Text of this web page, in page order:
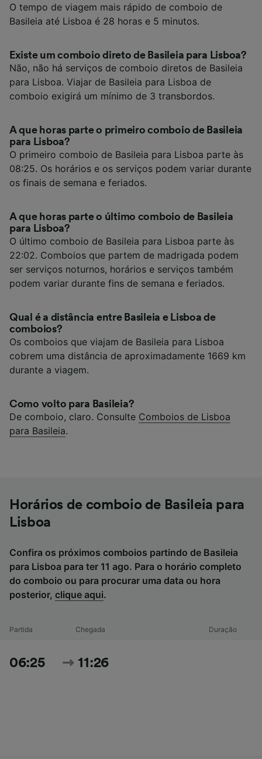
O tempo de viagem mais rápido de comboio de
Basileia até Lisboa é 28 horas e 5 minutos.
Existe um comboio direto de Basileia para Lisboa?
Não, não há serviços de comboio diretos de Basileia
para Lisboa. Viajar de Basileia para Lisboa de
comboio exigirá um mínimo de 3 transbordos.
A que horas parte o primeiro comboio de Basileia
para Lisboa?
O primeiro comboio de Basileia para Lisboa parte às
08:25. Os horários e os serviços podem variar durante
os finais de semana e feriados.
A que horas parte o último comboio de Basileia
para Lisboa?
O último comboio de Basileia para Lisboa parte às
22:02. Comboios que partem de madrigada podem
ser serviços noturnos, horários e serviços também
podem variar durante fins de semana e feriados.
Qual é a distância entre Basileia e Lisboa de
comboios?
Os comboios que viajam de Basileia para Lisboa
cobrem uma distância de aproximadamente 1669 km
durante a viagem.
Como volto para Basileia?
De comboio, claro. Consulte Comboios de Lisboa
para Basileia.
Horários de comboio de Basileia para
Lisboa
Confira os próximos comboios partindo de Basileia
para Lisboa para ter 11 ago. Para o horário completo
do comboio ou para procurar uma data ou hora
posterior, clique aqui.
Partida Chegada Duração
06:25 11:26